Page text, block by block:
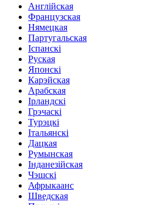
Англійская
Французская
Нямецкая
Партугальская
Іспанскі
Руская
Японскі
Карэйская
Арабская
Ірландскі
Грэчаскі
Турэцкі
Італьянскі
Дацкая
Румынская
Інданезійская
Чэшскі
Афрыкаанс
Шведская